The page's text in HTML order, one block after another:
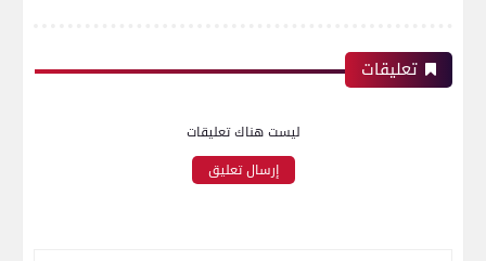
تعليقات
ليست هناك تعليقات
إرسال تعليق